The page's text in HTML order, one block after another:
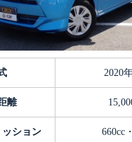
2020
離
ション 660cc